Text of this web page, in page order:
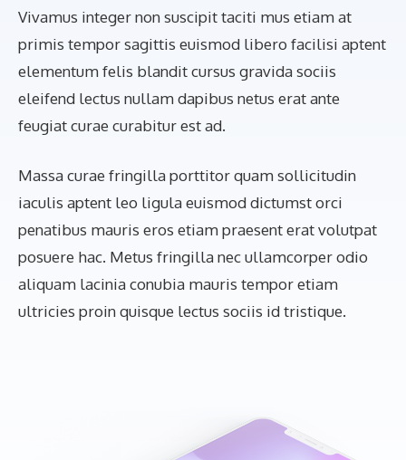
Vivamus integer non suscipit taciti mus etiam at
primis tempor sagittis euismod libero facilisi aptent
elementum felis blandit cursus gravida sociis
eleifend lectus nullam dapibus netus erat ante
feugiat curae curabitur est ad.
Massa curae fringilla porttitor quam sollicitudin
iaculis aptent leo ligula euismod dictumst orci
penatibus mauris eros etiam praesent erat volutpat
posuere hac. Metus fringilla nec ullamcorper odio
aliquam lacinia conubia mauris tempor etiam
ultricies proin quisque lectus sociis id tristique.